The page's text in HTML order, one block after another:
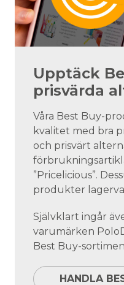
Upptäck
prisvärda
Våra Best Buy-
kvalitet med bra
och prisvärt
”Pricelicious”.
produkter
Självklart ingår
varumärken
Best Buy-
HANDLA